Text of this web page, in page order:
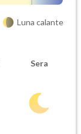
Luna calante
Sera